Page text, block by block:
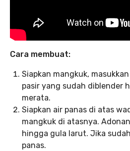
Cara membuat:
Siapkan mangkuk,
pasir yang sudah diblender
merata.
Siapkan air panas di atas
mangkuk di atasnya.
hingga gula larut. Jika
panas.